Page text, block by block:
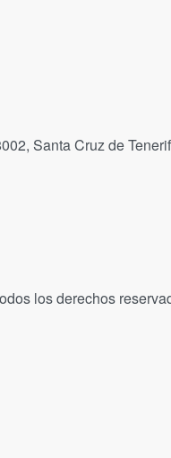
Santa Cruz de
los derechos